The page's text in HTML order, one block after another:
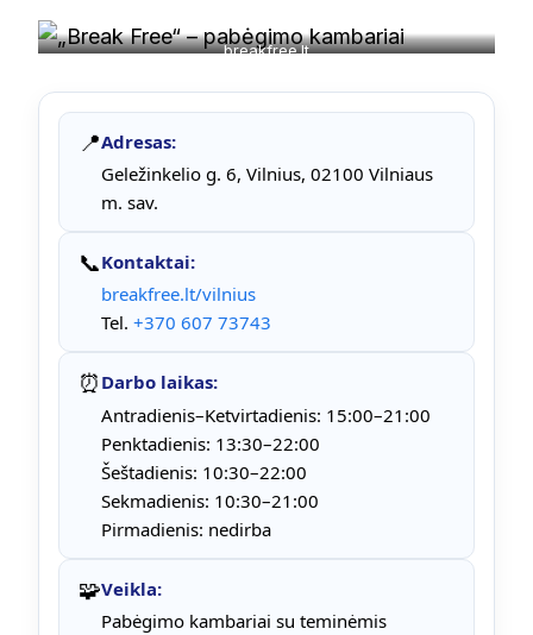
breakfree.lt
📍Adresas:
Geležinkelio g. 6, Vilnius, 02100 Vilniaus
m. sav.
📞Kontaktai:
breakfree.lt/vilnius
Tel. +370 607 73743
⏰ Darbo laikas:
Antradienis–Ketvirtadienis: 15:00–21:00
Penktadienis: 13:30–22:00
Šeštadienis: 10:30–22:00
Sekmadienis: 10:30–21:00
Pirmadienis: nedirba
🧩Veikla:
Pabėgimo kambariai su teminėmis